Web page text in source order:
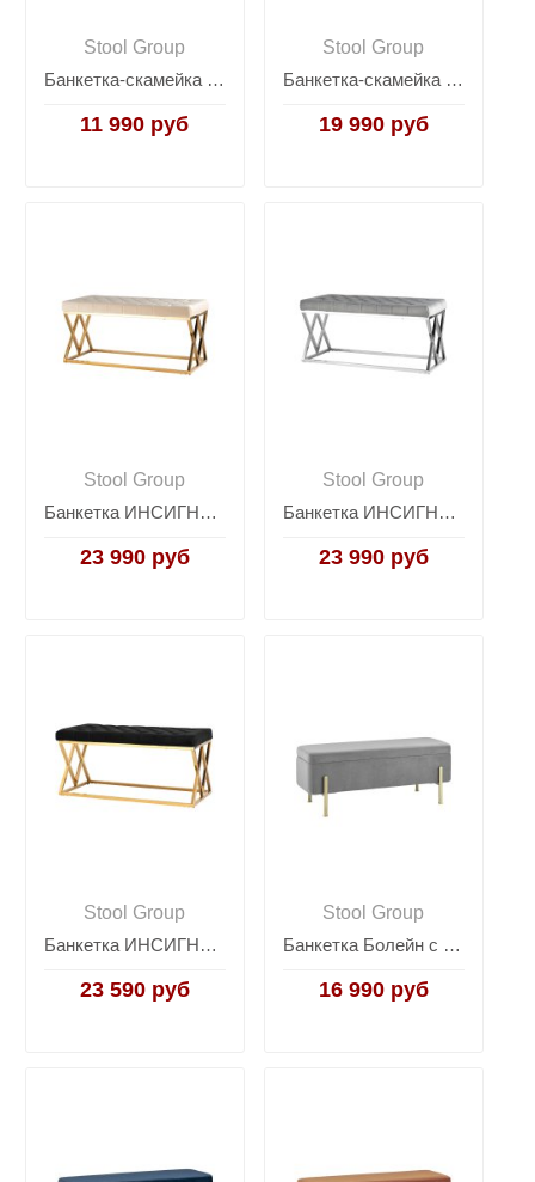
Stool Group
Банкетка-скамейка БРУКЛИН велюр синий сталь серебро
11 990 руб
Stool Group
Банкетка-скамейка БРУКЛИН велюр черный сталь золото
19 990 руб
Stool Group
Банкетка ИНСИГНИЯ велюр бежевый сталь золото
23 990 руб
Stool Group
Банкетка ИНСИГНИЯ велюр серый сталь серебро
23 990 руб
Stool Group
Банкетка ИНСИГНИЯ черная велюр
23 590 руб
Stool Group
Банкетка Болейн с ящиком велюр серый
16 990 руб